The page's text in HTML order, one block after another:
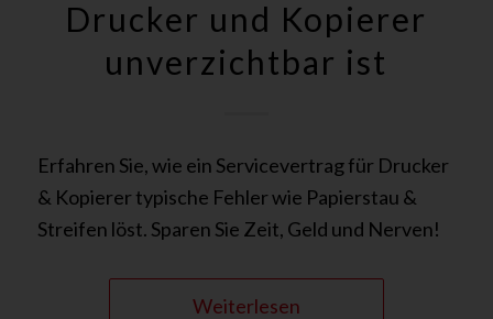
Drucker und Kopierer
unverzichtbar ist
Erfahren Sie, wie ein Servicevertrag für Drucker
& Kopierer typische Fehler wie Papierstau &
Streifen löst. Sparen Sie Zeit, Geld und Nerven!
Weiterlesen